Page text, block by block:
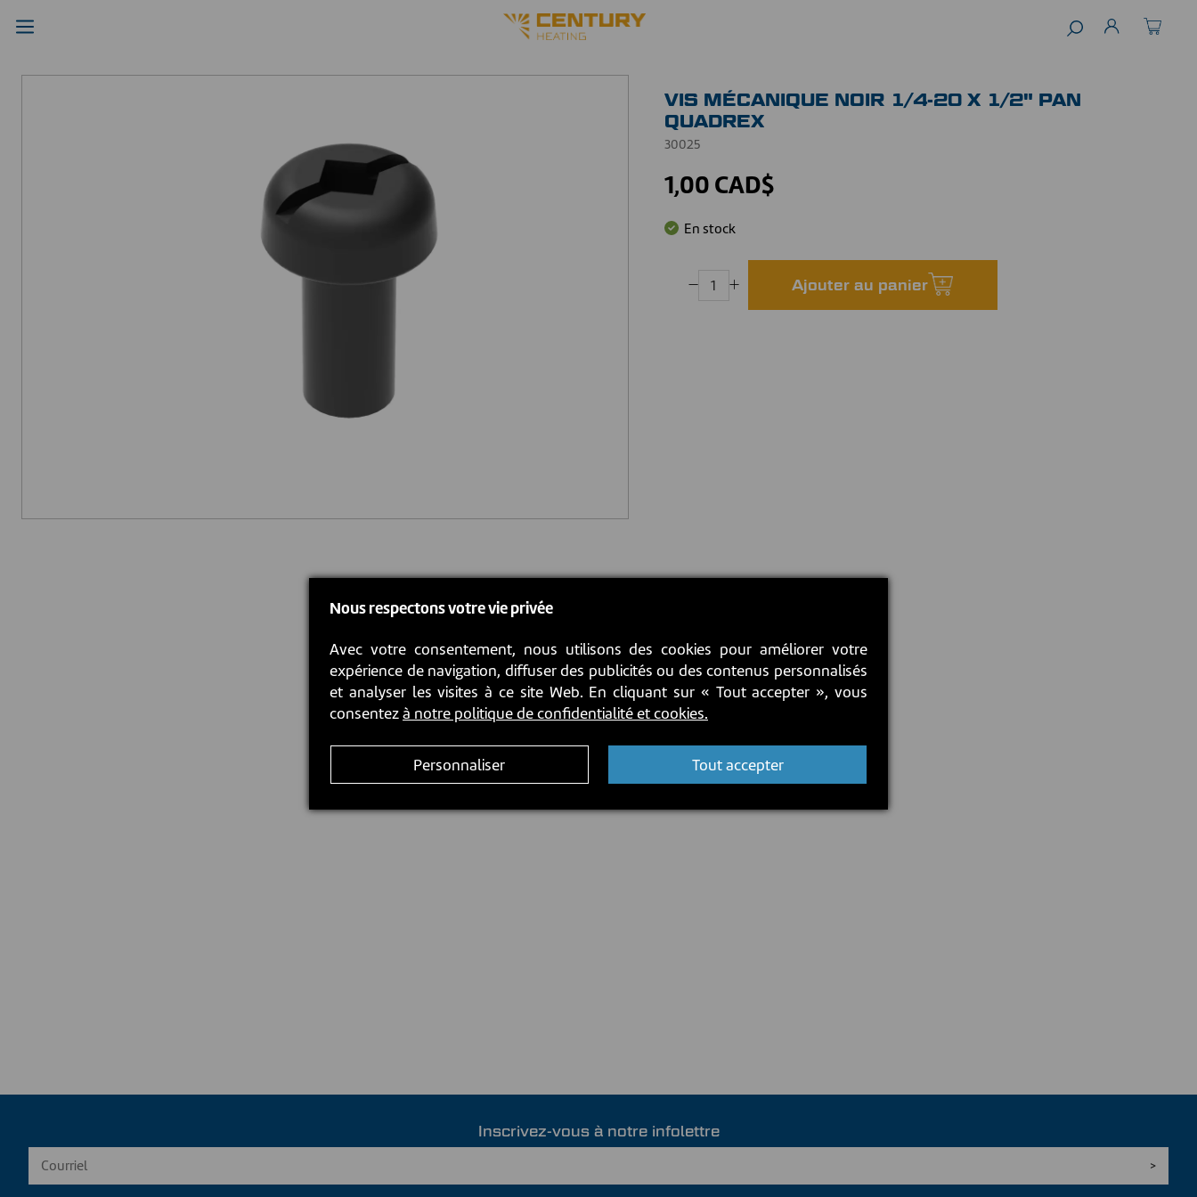
VIS MÉCANIQUE NOIR 1/4-20 X 1/2" PAN
QUADREX
30025
1,00 CAD$
En stock
Ajouter au panier
Inscrivez-vous à notre infolettre
Nous respectons votre vie privée
Avec votre consentement, nous utilisons des cookies pour améliorer votre
expérience de navigation, diffuser des publicités ou des contenus personnalisés
et analyser les visites à ce site Web. En cliquant sur « Tout accepter », vous
consentezà notre politique de confidentialité et cookies.
Personnaliser Tout accepter